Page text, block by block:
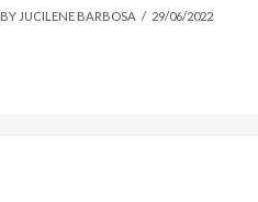
BY JUCILENE BARBOSA 29/06/2022